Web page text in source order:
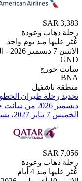
وعودة
منذ يوم واحد
وعودة
4 أيام